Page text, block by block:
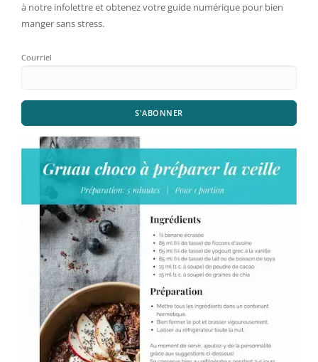
à notre infolettre et obtenez votre guide numérique pour bien
manger sans stress.
Courriel
S'ABONNER